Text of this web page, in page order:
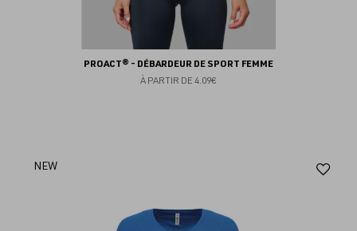
PROACT® - DÉBARDEUR DE SPORT FEMME
À PARTIR DE 4.09€
NEW